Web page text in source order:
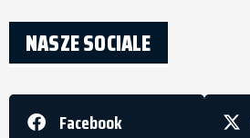
NASZE SOCIALE
Facebook